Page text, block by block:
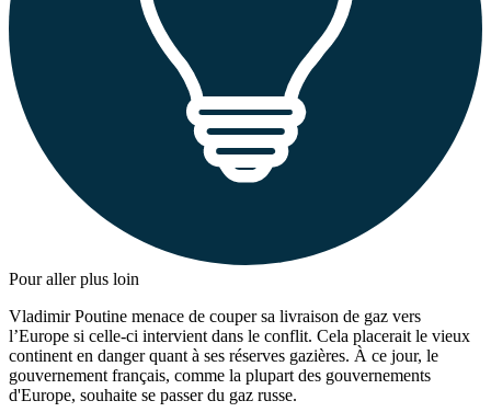
Pour aller plus loin
Vladimir Poutine menace de couper sa livraison de gaz vers
l’Europe si celle-ci intervient dans le conflit. Cela placerait le vieux
continent en danger quant à ses réserves gazières. À ce jour, le
gouvernement français, comme la plupart des gouvernements
d'Europe, souhaite se passer du gaz russe.